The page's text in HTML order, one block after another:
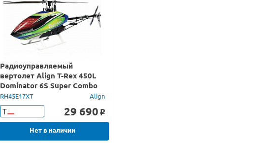
Радиоуправляемый
вертолет Align T-Rex 450L
Dominator 6S Super Combo
(G-Pro) KIT
RH45E17XT Align
Т 29 690 o
Нет в наличии